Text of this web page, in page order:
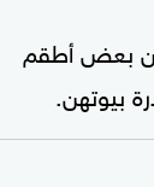
لكن بعض أطقم
بيوتهن.